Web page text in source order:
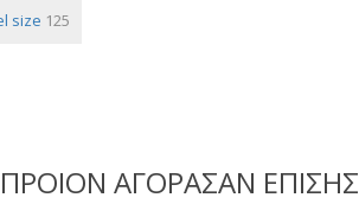
size 125
ΑΓΟΡΑΣΑΝ ΕΠΙΣΗΣ